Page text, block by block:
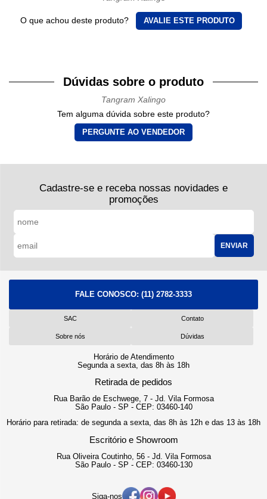
O que achou deste produto? AVALIE ESTE PRODUTO
Dúvidas sobre o produto
Tangram Xalingo
Tem alguma dúvida sobre este produto?
PERGUNTE AO VENDEDOR
Cadastre-se e receba nossas novidades e
promoções
ENVIAR
FALE CONOSCO: (11) 2782-3333
SAC Contato
Sobre nós Dúvidas
Horário de Atendimento
Segunda a sexta, das 8h às 18h
Retirada de pedidos
Rua Barão de Eschwege, 7 - Jd. Vila Formosa
São Paulo - SP - CEP: 03460-140
Horário para retirada: de segunda a sexta, das 8h às 12h e das 13 às 18h
Escritório e Showroom
Rua Oliveira Coutinho, 56 - Jd. Vila Formosa
São Paulo - SP - CEP: 03460-130
Siga-nos